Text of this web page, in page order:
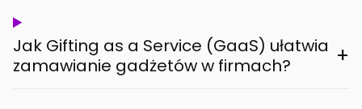
Jak Gifting as a Service (GaaS) ułatwia
zamawianie gadżetów w firmach?
+